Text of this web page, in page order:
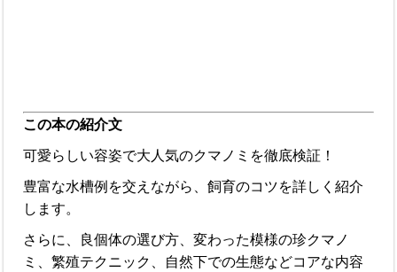
この本の紹介文
可愛らしい容姿で大人気のクマノミを徹底検証！
豊富な水槽例を交えながら、飼育のコツを詳しく紹介
します。
さらに、良個体の選び方、変わった模様の珍クマノ
ミ、繁殖テクニック、自然下での生態などコアな内容